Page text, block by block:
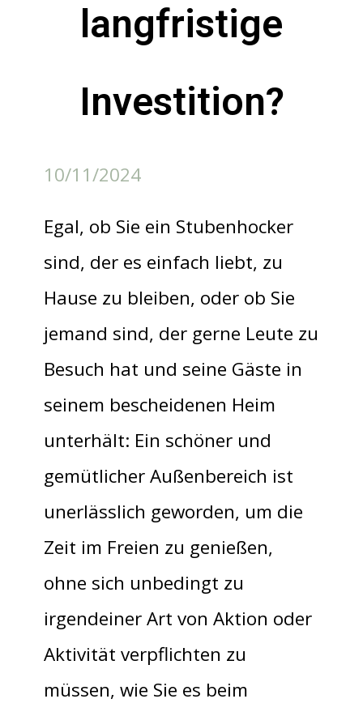
langfristige
Investition?
10/11/2024
Egal, ob Sie ein Stubenhocker
sind, der es einfach liebt, zu
Hause zu bleiben, oder ob Sie
jemand sind, der gerne Leute zu
Besuch hat und seine Gäste in
seinem bescheidenen Heim
unterhält: Ein schöner und
gemütlicher Außenbereich ist
unerlässlich geworden, um die
Zeit im Freien zu genießen,
ohne sich unbedingt zu
irgendeiner Art von Aktion oder
Aktivität verpflichten zu
müssen, wie Sie es beim